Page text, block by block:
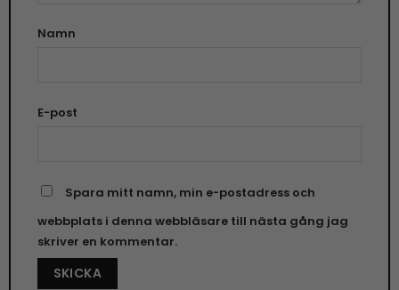
Namn
E-post
Spara mitt namn, min e-postadress och
webbplats i denna webbläsare till nästa gång jag
skriver en kommentar.